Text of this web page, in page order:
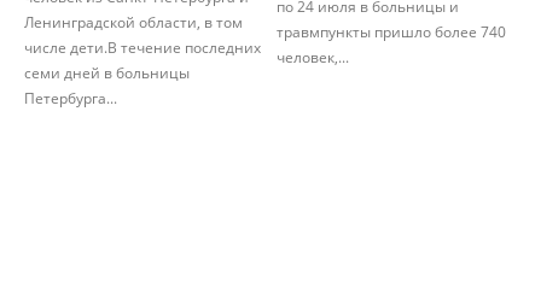
Ленинградской области, в том
числе дети.В течение последних
семи дней в больницы
Петербурга...
по 24 июля в больницы и
травмпункты пришло более 740
человек,...